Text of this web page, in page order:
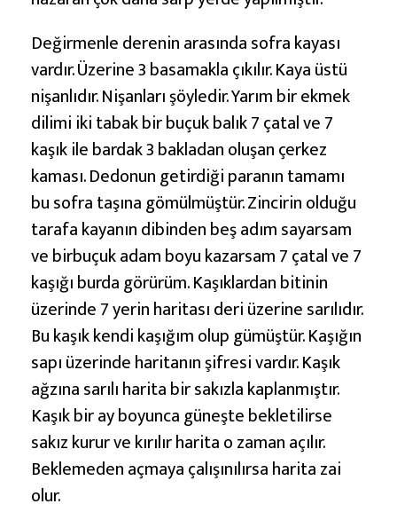
Değirmenle derenin arasında sofra kayası
vardır. Üzerine 3 basamakla çıkılır. Kaya üstü
nişanlıdır. Nişanları şöyledir. Yarım bir ekmek
dilimi iki tabak bir buçuk balık 7 çatal ve 7
kaşık ile bardak 3 bakladan oluşan çerkez
kaması. Dedonun getirdiği paranın tamamı
bu sofra taşına gömülmüştür. Zincirin olduğu
tarafa kayanın dibinden beş adım sayarsam
ve birbuçuk adam boyu kazarsam 7 çatal ve 7
kaşığı burda görürüm. Kaşıklardan bitinin
üzerinde 7 yerin haritası deri üzerine sarılıdır.
Bu kaşık kendi kaşığım olup gümüştür. Kaşığın
sapı üzerinde haritanın şifresi vardır. Kaşık
ağzına sarılı harita bir sakızla kaplanmıştır.
Kaşık bir ay boyunca güneşte bekletilirse
sakız kurur ve kırılır harita o zaman açılır.
Beklemeden açmaya çalışınılırsa harita zai
olur.